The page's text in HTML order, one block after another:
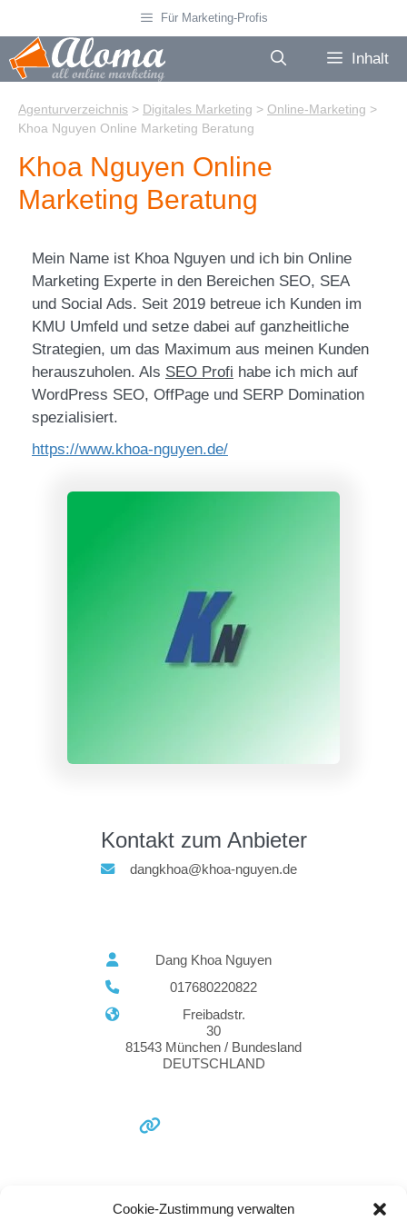
Cookie-Zustimmung verwalten
Inhalt
springen
Für Marketing-Profis
Inhalt
Agenturverzeichnis > Digitales Marketing > Online-Marketing >
Khoa Nguyen Online Marketing Beratung
Khoa Nguyen Online
Marketing Beratung
Mein Name ist Khoa Nguyen und ich bin Online
Marketing Experte in den Bereichen SEO, SEA
und Social Ads. Seit 2019 betreue ich Kunden im
KMU Umfeld und setze dabei auf ganzheitliche
Strategien, um das Maximum aus meinen Kunden
herauszuholen. Als SEO Profi habe ich mich auf
WordPress SEO, OffPage und SERP Domination
spezialisiert.
https://www.khoa-nguyen.de/
Kontakt zum Anbieter
dangkhoa@khoa-nguyen.de
Dang Khoa Nguyen
017680220822
Freibadstr.
30
81543 München / Bundesland
DEUTSCHLAND
Marketing Agenturen BayernAgenturen